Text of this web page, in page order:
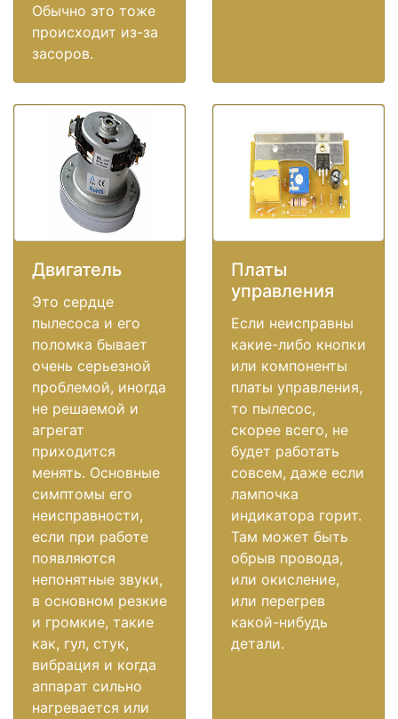
Обычно это тоже
происходит из-за
засоров.
Двигатель
Это сердце
пылесоса и его
поломка бывает
очень серьезной
проблемой, иногда
не решаемой и
агрегат
приходится
менять. Основные
симптомы его
неисправности,
если при работе
появляются
непонятные звуки,
в основном резкие
и громкие, такие
как, гул, стук,
вибрация и когда
аппарат сильно
нагревается или
Платы
управления
Если неисправны
какие-либо кнопки
или компоненты
платы управления,
то пылесос,
скорее всего, не
будет работать
совсем, даже если
лампочка
индикатора горит.
Там может быть
обрыв провода,
или окисление,
или перегрев
какой-нибудь
детали.